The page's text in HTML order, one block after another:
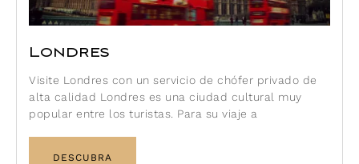
Londres
Visite Londres con un servicio de chófer privado de
alta calidad Londres es una ciudad cultural muy
popular entre los turistas. Para su viaje a
DESCUBRA